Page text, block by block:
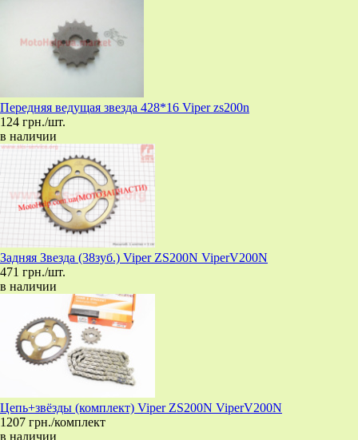
Передняя ведущая звезда 428*16 Viper zs200n
124 грн./шт.
в наличии
Задняя Звезда (38зуб.) Viper ZS200N ViperV200N
471 грн./шт.
в наличии
Цепь+звёзды (комплект) Viper ZS200N ViperV200N
1207 грн./комплект
в наличии